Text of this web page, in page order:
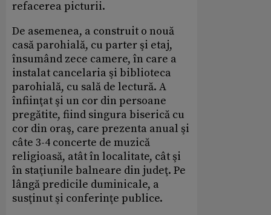
refacerea picturii.
De asemenea, a construit o nouă
casă parohială, cu parter şi etaj,
însumând zece camere, în care a
instalat cancelaria şi biblioteca
parohială, cu sală de lectură. A
înfiinţat şi un cor din persoane
pregătite, fiind singura biserică cu
cor din oraş, care prezenta anual şi
câte 3-4 concerte de muzică
religioasă, atât în localitate, cât şi
în staţiunile balneare din judeţ. Pe
lângă predicile duminicale, a
susţinut şi conferinţe publice.